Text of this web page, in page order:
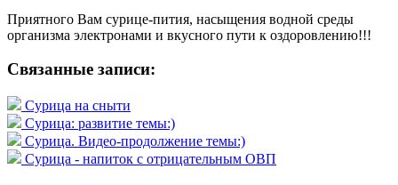
Приятного Вам сурице-пития, насыщения водной среды
организма электронами и вкусного пути к оздоровлению!!!
Связанные записи:
Сурица на сныти
Сурица: развитие темы:)
Сурица. Видео-продолжение темы:)
Сурица - напиток с отрицательным ОВП